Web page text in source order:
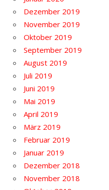
Dezember 2019
November 2019
Oktober 2019
September 2019
August 2019
Juli 2019
Juni 2019
Mai 2019
April 2019
März 2019
Februar 2019
Januar 2019
Dezember 2018
November 2018